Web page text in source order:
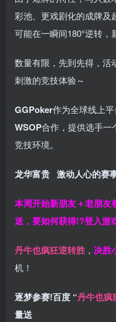
彩池、更戏剧化的成牌及
可能在一瞬间180°逆转，
数量有限，先到先得，活
刺激的竞技体验～
GGPoker作为全球线上
WSOP合作，提供选手一
竞技环境。
龙华富贵 激动人心的赛
本周开始新朋友＋老朋友
送，要如何获得!?登入游
丹牛也疯狂逆转胜 ， 决胜
机！
逐梦参赛!百度 “丹牛也疯
量送